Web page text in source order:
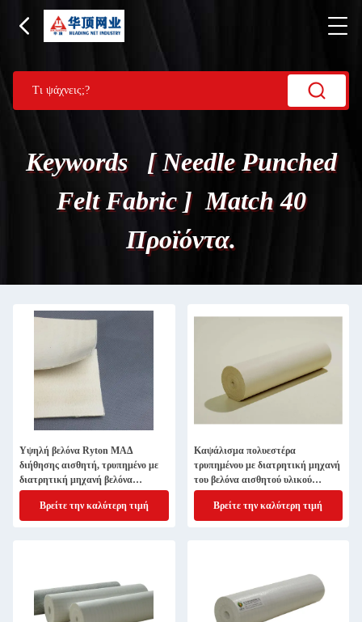
Keywords [ Needle Punched
Felt Fabric ] Match 40
Προϊόντα.
Υψηλή βελόνα Ryton ΜΑΔ
διήθησης αισθητή, τρυπημένο με
διατρητική μηχανή βελόνα
αισθητό ύφασμα με τη μεμβράνη
PTFEΒρείτε την καλύτερη τιμή
Καψάλισμα πολυεστέρα
τρυπημένου με διατρητική μηχανή
του βελόνα αισθητού υλικού
τσαντών συλλεκτών σκόνης
πετρελαίου απωθητικού μη
υφανθε'ντος
Βρείτε την καλύτερη τιμή